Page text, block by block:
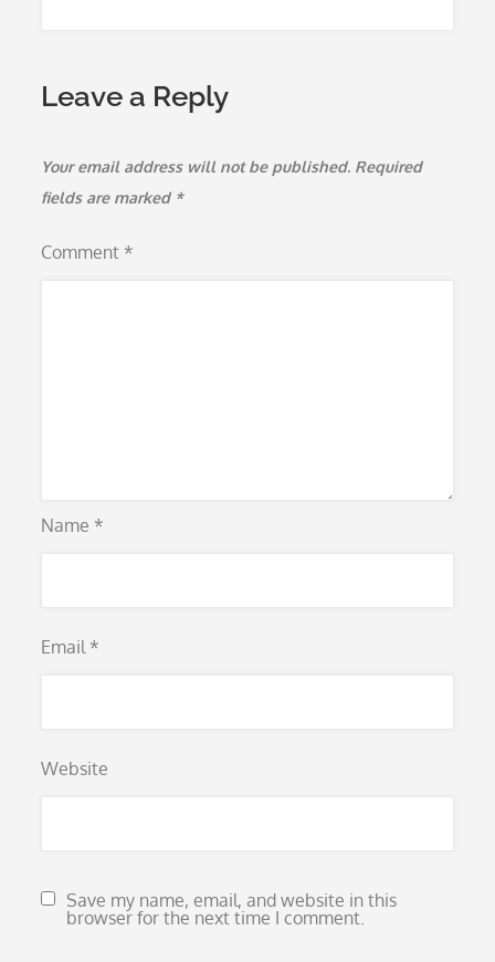
Leave a Reply
Your email address will not be published. Required
fields are marked *
Comment *
Name *
Email *
Website
Save my name, email, and website in this
browser for the next time I comment.